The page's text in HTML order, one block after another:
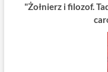
"Żołnierz i filozof.